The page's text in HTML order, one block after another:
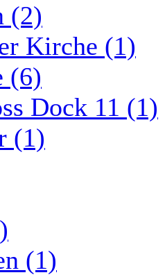
(2)
Kirche (1)
(6)
Dock 11 (1)
(1)
(1)